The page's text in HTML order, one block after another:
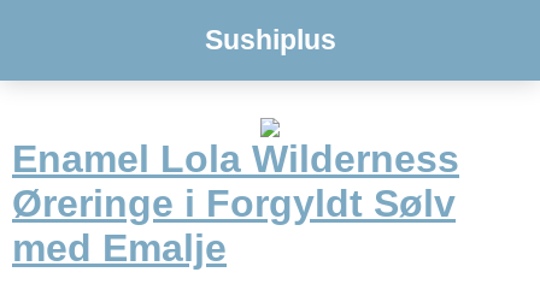
Sushiplus
Enamel Lola Wilderness
Øreringe i Forgyldt Sølv
med Emalje